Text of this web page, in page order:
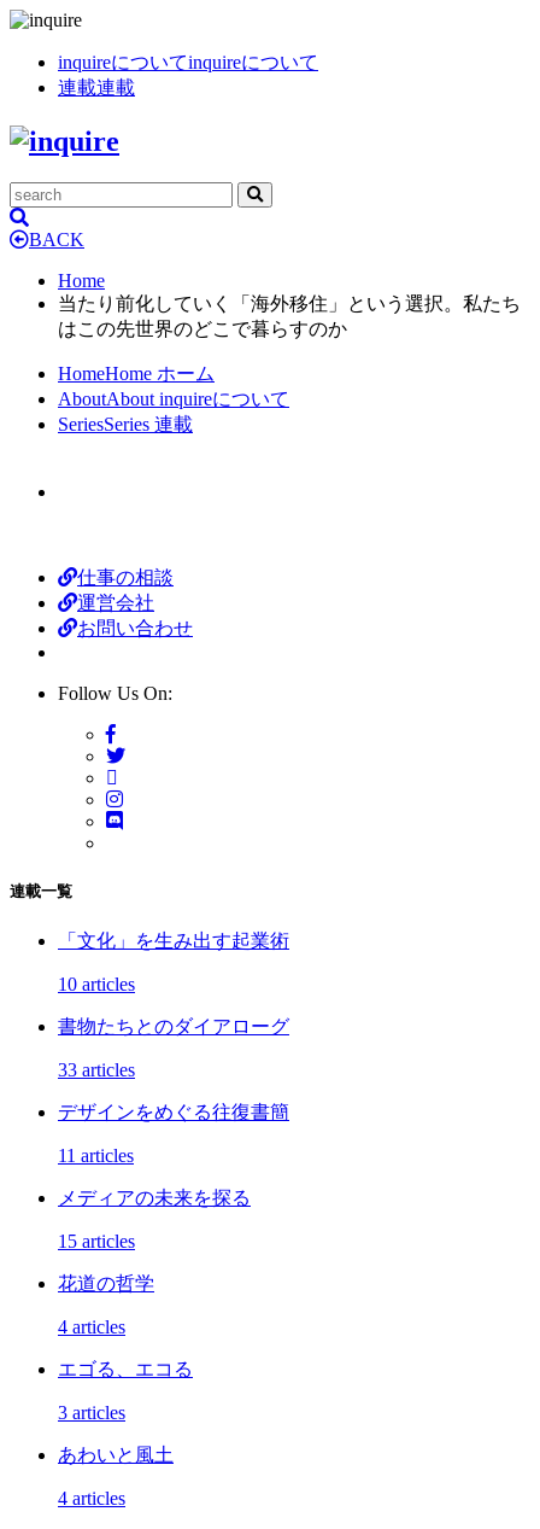
inquireについてinquireについて
連載連載
BACK
Home
当たり前化していく「海外移住」という選択。私たち
はこの先世界のどこで暮らすのか
HomeHome ホーム
AboutAbout inquireについて
SeriesSeries 連載
仕事の相談
運営会社
お問い合わせ
Follow Us On:
連載一覧
「文化」を生み出す起業術
10 articles
書物たちとのダイアローグ
33 articles
デザインをめぐる往復書簡
11 articles
メディアの未来を探る
15 articles
花道の哲学
4 articles
エゴる、エコる
3 articles
あわいと風土
4 articles